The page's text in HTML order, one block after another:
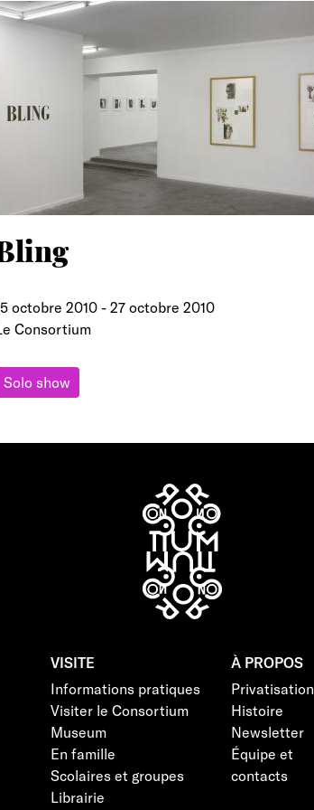
octobre 2010- 27 octobre 2010
Consortium
Solo show
VISITE
Informations pratiques
Visiter le Consortium
Museum
En famille
Scolaires et groupes
Librairie
À PROPOS
Privatisation
Histoire
Newsletter
Équipe et
contacts